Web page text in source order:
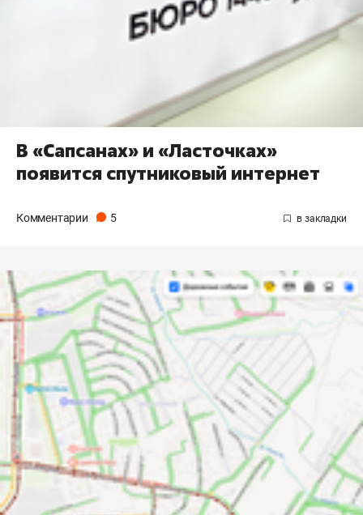
В «Сапсанах» и «Ласточках»
появится спутниковый интернет
Комментарии 5